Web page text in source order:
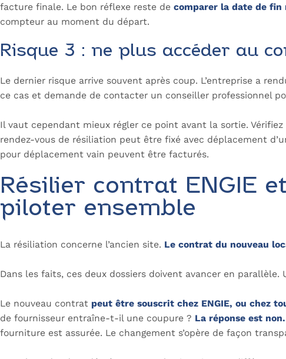
facture finale. Le bon réflexe reste de comparer la date de
compteur au moment du départ.
Risque 3 : ne plus accéder au
Le dernier risque arrive souvent après coup. L’entreprise a
ce cas et demande de contacter un conseiller professionnel
Il vaut cependant mieux régler ce point avant la sortie.
rendez-vous de résiliation peut être fixé avec déplacement
pour déplacement vain peuvent être facturés.
Résilier contrat ENGIE
piloter ensemble
La résiliation concerne l’ancien site. Le contrat du nouveau
Dans les faits, ces deux dossiers doivent avancer en
Le nouveau contrat peut être souscrit chez ENGIE, ou chez
de fournisseur entraîne-t-il une coupure ? La réponse est non.
fourniture est assurée. Le changement s’opère de façon